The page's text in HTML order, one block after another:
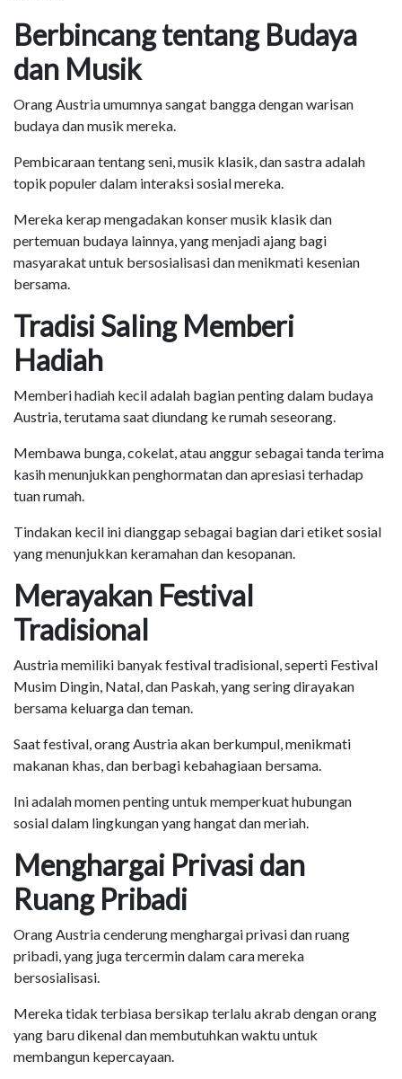
Berbincang tentang Budaya
dan Musik
Orang Austria umumnya sangat bangga dengan warisan
budaya dan musik mereka.
Pembicaraan tentang seni, musik klasik, dan sastra adalah
topik populer dalam interaksi sosial mereka.
Mereka kerap mengadakan konser musik klasik dan
pertemuan budaya lainnya, yang menjadi ajang bagi
masyarakat untuk bersosialisasi dan menikmati kesenian
bersama.
Tradisi Saling Memberi
Hadiah
Memberi hadiah kecil adalah bagian penting dalam budaya
Austria, terutama saat diundang ke rumah seseorang.
Membawa bunga, cokelat, atau anggur sebagai tanda terima
kasih menunjukkan penghormatan dan apresiasi terhadap
tuan rumah.
Tindakan kecil ini dianggap sebagai bagian dari etiket sosial
yang menunjukkan keramahan dan kesopanan.
Merayakan Festival
Tradisional
Austria memiliki banyak festival tradisional, seperti Festival
Musim Dingin, Natal, dan Paskah, yang sering dirayakan
bersama keluarga dan teman.
Saat festival, orang Austria akan berkumpul, menikmati
makanan khas, dan berbagi kebahagiaan bersama.
Ini adalah momen penting untuk memperkuat hubungan
sosial dalam lingkungan yang hangat dan meriah.
Menghargai Privasi dan
Ruang Pribadi
Orang Austria cenderung menghargai privasi dan ruang
pribadi, yang juga tercermin dalam cara mereka
bersosialisasi.
Mereka tidak terbiasa bersikap terlalu akrab dengan orang
yang baru dikenal dan membutuhkan waktu untuk
membangun kepercayaan.